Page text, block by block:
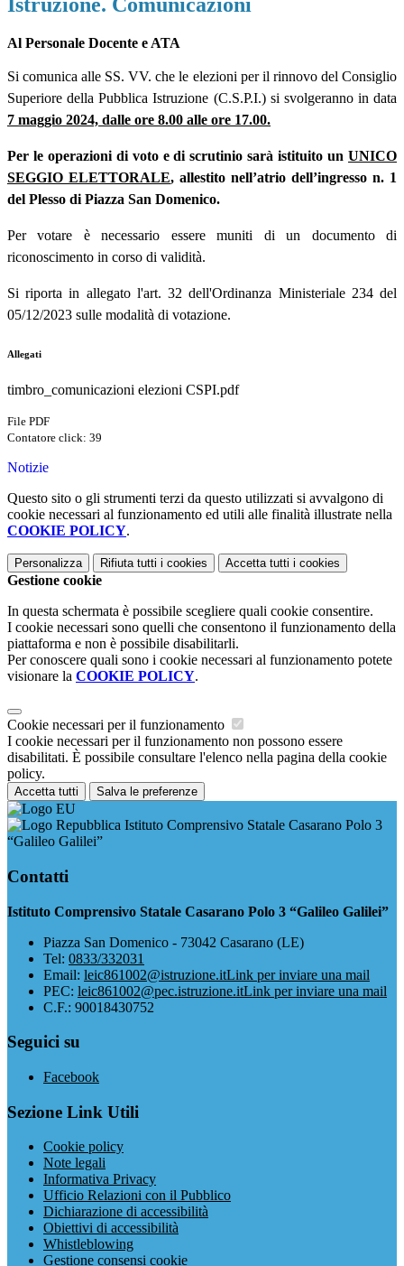
Istruzione. Comunicazioni
Al Personale Docente e ATA
Si comunica alle SS. VV. che le elezioni per il rinnovo del Consiglio
Superiore della Pubblica Istruzione (C.S.P.I.) si svolgeranno in data
7 maggio 2024, dalle ore 8.00 alle ore 17.00.
Per le operazioni di voto e di scrutinio sarà istituito un UNICO
SEGGIO ELETTORALE, allestito nell’atrio dell’ingresso n. 1
del Plesso di Piazza San Domenico.
Per votare è necessario essere muniti di un documento di
riconoscimento in corso di validità.
Si riporta in allegato l'art. 32 dell'Ordinanza Ministeriale 234 del
05/12/2023 sulle modalità di votazione.
Allegati
timbro_comunicazioni elezioni CSPI.pdf
File PDF
Contatore click: 39
Notizie
Questo sito o gli strumenti terzi da questo utilizzati si avvalgono di
cookie necessari al funzionamento ed utili alle finalità illustrate nella
COOKIE POLICY.
Personalizza Rifiuta tutti i cookies Accetta tutti i cookies
Gestione cookie
In questa schermata è possibile scegliere quali cookie consentire.
I cookie necessari sono quelli che consentono il funzionamento della
piattaforma e non è possibile disabilitarli.
Per conoscere quali sono i cookie necessari al funzionamento potete
visionare la COOKIE POLICY.
Cookie necessari per il funzionamento
I cookie necessari per il funzionamento non possono essere
disabilitati. È possibile consultare l'elenco nella pagina della cookie
policy.
Accetta tutti Salva le preferenze
Istituto Comprensivo Statale Casarano Polo 3
“Galileo Galilei”
Contatti
Istituto Comprensivo Statale Casarano Polo 3 “Galileo Galilei”
Piazza San Domenico - 73042 Casarano (LE)
Tel: 0833/332031
Email: leic861002@istruzione.itLink per inviare una mail
PEC: leic861002@pec.istruzione.itLink per inviare una mail
C.F.: 90018430752
Seguici su
Facebook
Sezione Link Utili
Cookie policy
Note legali
Informativa Privacy
Ufficio Relazioni con il Pubblico
Dichiarazione di accessibilità
Obiettivi di accessibilità
Whistleblowing
Gestione consensi cookie